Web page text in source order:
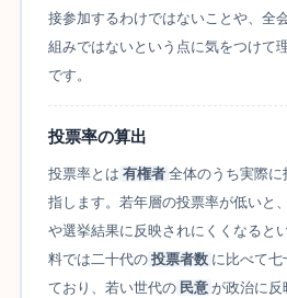
接参加するわけではないことや、全
組みではないという点に気をつけて
です。
投票率の算出
投票率とは 有権者 全体のうち実際
指します。若年層の投票率が低いと
や選挙結果に反映されにくくなると
料では二十代の 投票者数 に比べて七
ており、若い世代の 民意 が政治に反